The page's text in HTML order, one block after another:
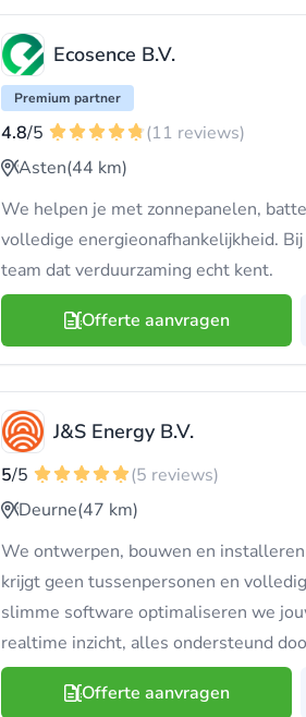
Ecosence B.V.
Premium partner
4.8/5
(11 reviews)
Asten(44 km)
We helpen je met zonnepanelen,
volledige energieonafhankelijkheid.
team dat verduurzaming echt kent.
Offerte aanvragen
J&S Energy B.V.
5/5
(5 reviews)
Deurne(47 km)
We ontwerpen, bouwen en
krijgt geen tussenpersonen en
slimme software optimaliseren we
realtime inzicht, alles ondersteund
Offerte aanvragen